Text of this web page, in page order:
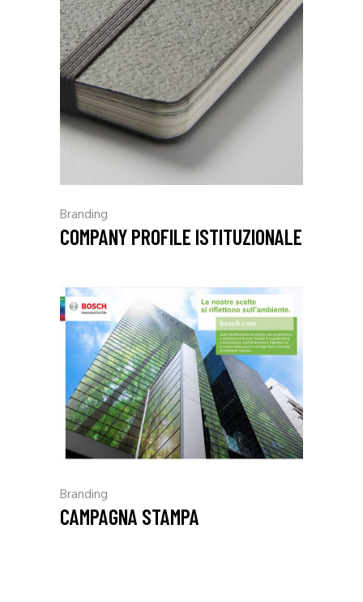
Branding
COMPANY PROFILE ISTITUZIONALE
Branding
CAMPAGNA STAMPA